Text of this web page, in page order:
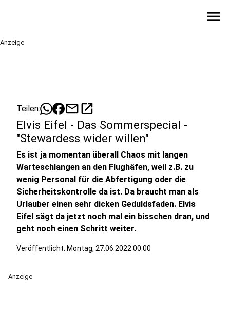
menu
Anzeige
Teilen: mailopen_in_new
Elvis Eifel - Das Sommerspecial -
"Stewardess wider willen"
Es ist ja momentan überall Chaos mit langen
Warteschlangen an den Flughäfen, weil z.B. zu
wenig Personal für die Abfertigung oder die
Sicherheitskontrolle da ist. Da braucht man als
Urlauber einen sehr dicken Geduldsfaden. Elvis
Eifel sägt da jetzt noch mal ein bisschen dran, und
geht noch einen Schritt weiter.
Veröffentlicht: Montag, 27.06.2022 00:00
Anzeige